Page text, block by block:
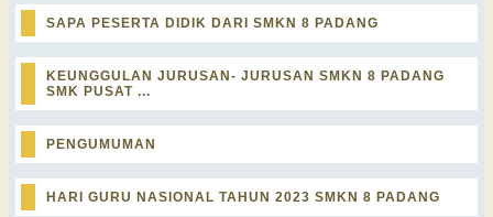
SAPA PESERTA DIDIK DARI SMKN 8 PADANG
KEUNGGULAN JURUSAN- JURUSAN SMKN 8 PADANG
SMK PUSAT ...
PENGUMUMAN
HARI GURU NASIONAL TAHUN 2023 SMKN 8 PADANG